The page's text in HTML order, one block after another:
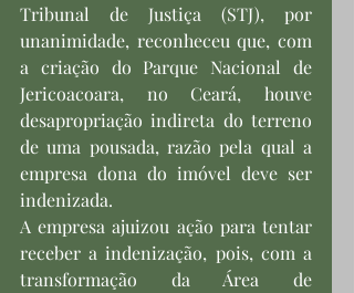
Tribunal de Justiça (STJ), por
unanimidade, reconheceu que, com
a criação do Parque Nacional de
Jericoacoara, no Ceará, houve
desapropriação indireta do terreno
de uma pousada, razão pela qual a
empresa dona do imóvel deve ser
indenizada.
A empresa ajuizou ação para tentar
receber a indenização, pois, com a
transformação da Área de